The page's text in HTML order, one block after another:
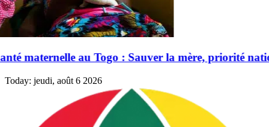
la mère, priorité nationale
Today: jeudi, août 6 2026